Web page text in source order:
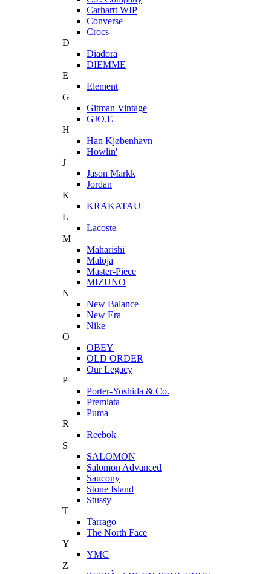
Carhartt WIP
Converse
Crocs
D
Diadora
DIEMME
E
Element
G
Gitman Vintage
GJO.E
H
Han Kjøbenhavn
Howlin'
J
Jason Markk
Jordan
K
KRAKATAU
L
Lacoste
M
Maharishi
Maloja
Master-Piece
MIZUNO
N
New Balance
New Era
Nike
O
OBEY
OLD ORDER
Our Legacy
P
Porter-Yoshida & Co.
Premiata
Puma
R
Reebok
S
SALOMON
Salomon Advanced
Saucony
Stone Island
Stussy
T
Tarrago
The North Face
Y
YMC
Z